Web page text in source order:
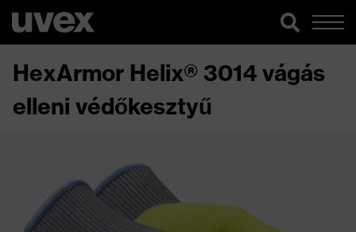
HexArmor Helix® 3014 vágás
elleni védőkesztyű